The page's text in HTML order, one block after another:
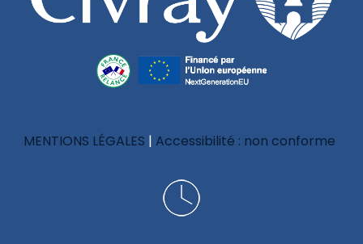
MENTIONS LÉGALES Accessibilité : non conforme